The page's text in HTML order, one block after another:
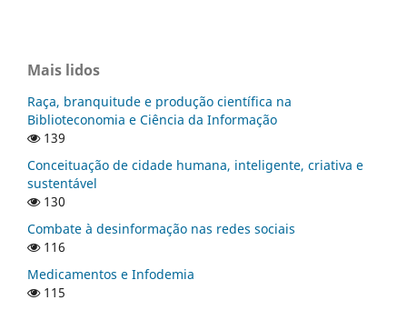
Mais lidos
Raça, branquitude e produção científica na
Biblioteconomia e Ciência da Informação
139
Conceituação de cidade humana, inteligente, criativa e
sustentável
130
Combate à desinformação nas redes sociais
116
Medicamentos e Infodemia
115